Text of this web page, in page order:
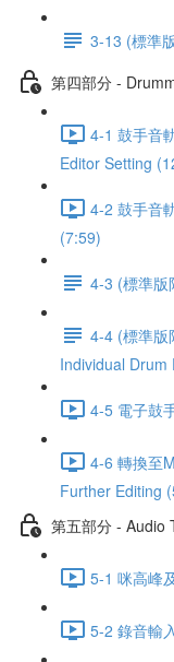
3-13 (標準
第四部分 -
4-1 鼓手音
Editor Setting
4-2 鼓手音
(7:59)
4-3 (標準版
4-4 (標準版
Individual Drum
4-5 電子鼓
4-6 轉換至
Further Editing
第五部分 - Audio
5-1 咪高峰
5-2 錄音輸